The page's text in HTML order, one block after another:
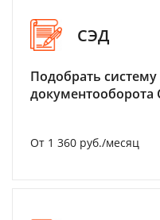
СЭД
Подобрать систему
документооборота
От 1 360 руб./месяц